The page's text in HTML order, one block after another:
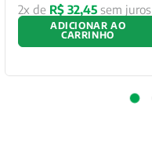
2x de R$ 32,45 sem juros
ADICIONAR AO
CARRINHO